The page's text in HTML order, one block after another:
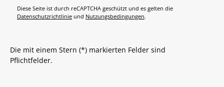
Diese Seite ist durch reCAPTCHA geschützt und es gelten die
Datenschutzrichtlinie und Nutzungsbedingungen.
Die mit einem Stern (*) markierten Felder sind
Pflichtfelder.